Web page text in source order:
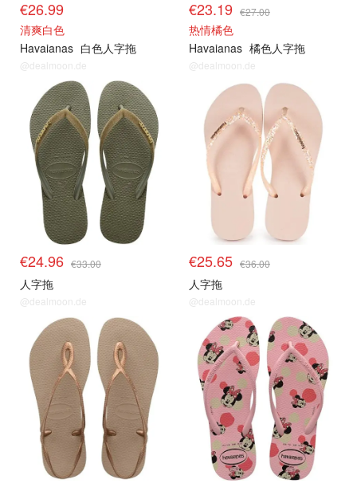
€26.99
清爽白色
Havaianas 白色人字拖
@dealmoon.de
€23.19 €27.00
热情橘色
Havaianas 橘色人字拖
@dealmoon.de
€24.96 €33.00
人字拖
@dealmoon.de
€25.65 €36.00
人字拖
@dealmoon.de